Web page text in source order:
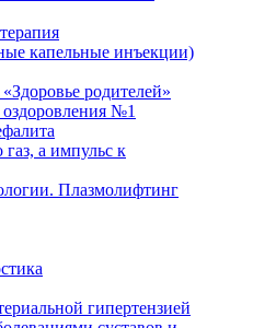
капельные инъекции)
родителей»
№1
а импульс к
Плазмолифтинг
гипертензией